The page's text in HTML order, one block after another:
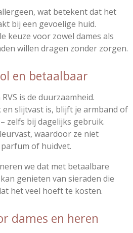
wat betekent dat het
bij een gevoelige huid.
keuze voor zowel dames als
willen dragen zonder zorgen.
en betaalbaar
is de duurzaamheid.
slijtvast is, blijft je armband of
zelfs bij dagelijks gebruik.
waardoor ze niet
of huidvet.
we dat met betaalbare
genieten van sieraden die
het veel hoeft te kosten.
dames en heren